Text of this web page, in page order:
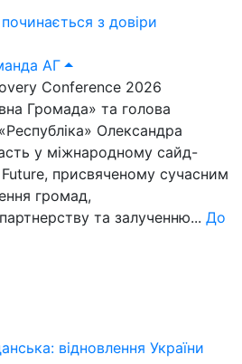
з довіри
АГ
Conference 2026
Громада» та голова
Олександра
у міжнародному сайд-
Future, присвяченому сучасним
громад,
та залученню... До
відновлення України